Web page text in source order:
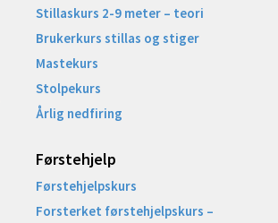
Stillaskurs 2-9 meter – teori
Brukerkurs stillas og stiger
Mastekurs
Stolpekurs
Årlig nedfiring
Førstehjelp
Førstehjelpskurs
Forsterket førstehjelpskurs –